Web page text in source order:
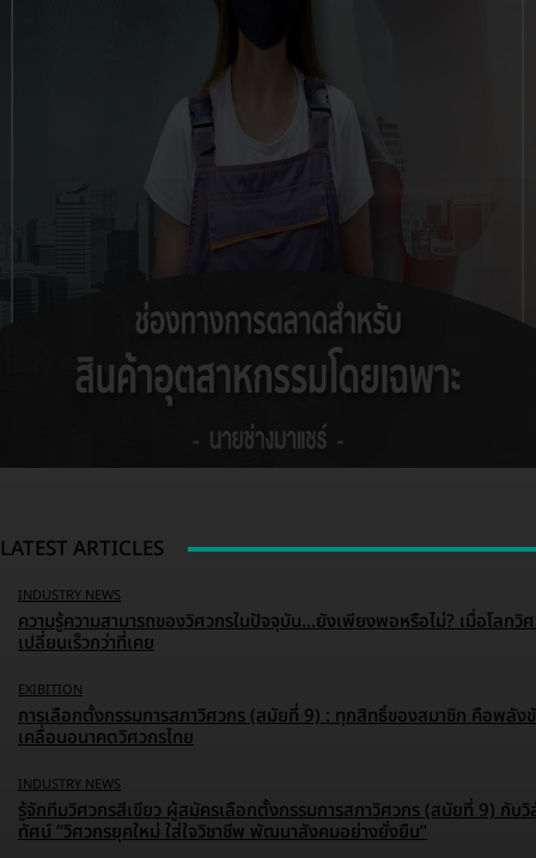
LATEST ARTICLES
INDUSTRY NEWS
ความรู้ความสามารถของวิศวกรในปัจจุบัน…ยังเพียงพอหรือไม่? เมื่อโลกวิ
เปลี่ยนเร็วกว่าที่เคย
EXIBITION
การเลือกตั้งกรรมการสภาวิศวกร (สมัยที่ 9) : ทุกสิทธิ์ของสมาชิก คือพลัง
เคลื่อนอนาคตวิศวกรไทย
INDUSTRY NEWS
รู้จักทีมวิศวกรสีเขียว ผู้สมัครเลือกตั้งกรรมการสภาวิศวกร (สมัยที่ 9) กับ
ทัศน์ “วิศวกรยุคใหม่ ใส่ใจวิชาชีพ พัฒนาสังคมอย่างยั่งยืน”